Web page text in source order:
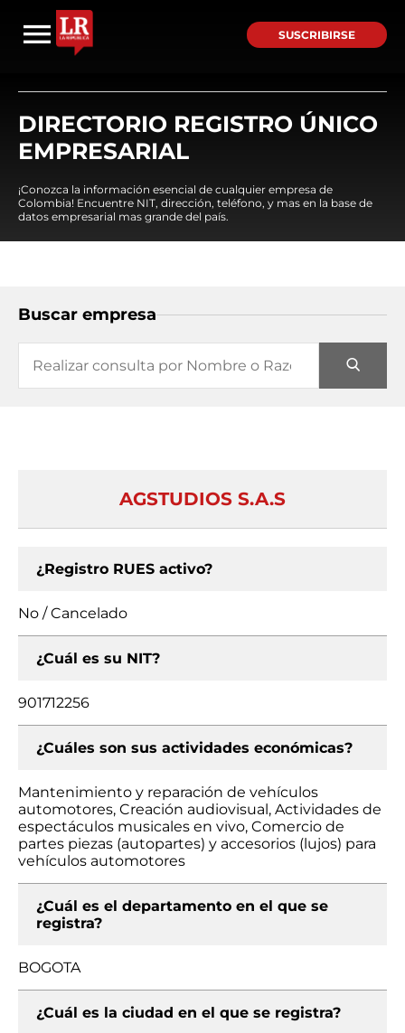
SUSCRIBIRSE
DIRECTORIO REGISTRO ÚNICO
EMPRESARIAL
¡Conozca la información esencial de cualquier empresa de
Colombia! Encuentre NIT, dirección, teléfono, y mas en la base de
datos empresarial mas grande del país.
Buscar empresa
AGSTUDIOS S.A.S
¿Registro RUES activo?
No / Cancelado
¿Cuál es su NIT?
901712256
¿Cuáles son sus actividades económicas?
Mantenimiento y reparación de vehículos
automotores, Creación audiovisual, Actividades de
espectáculos musicales en vivo, Comercio de
partes piezas (autopartes) y accesorios (lujos) para
vehículos automotores
¿Cuál es el departamento en el que se
registra?
BOGOTA
¿Cuál es la ciudad en el que se registra?